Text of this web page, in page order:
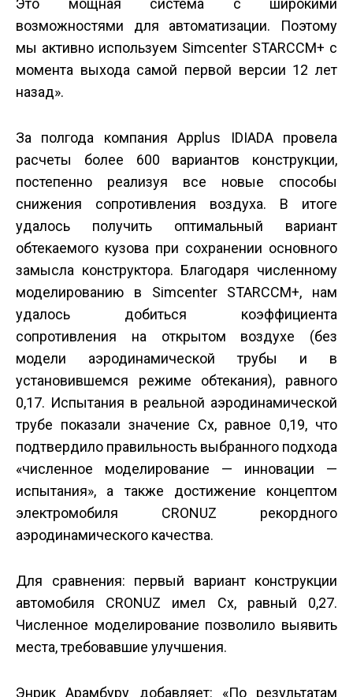
Это мощная система с широкими
возможностями для автоматизации. Поэтому
мы активно используем Simcenter STAR­CCM+ с
момента выхода самой первой версии 12 лет
назад».
За полгода компания Applus IDIADA провела
расчеты более 600 вариантов конструкции,
постепенно реализуя все новые способы
снижения сопротивления воздуха. В итоге
удалось получить оптимальный вариант
обтекаемого кузова при сохранении основного
замысла конструктора. Благодаря численному
моделированию в Simcenter STAR­CCM+, нам
удалось добиться коэффициента
сопротивления на открытом воздухе (без
модели аэродинамической трубы и в
установившемся режиме обтекания), равного
0,17. Испытания в реальной аэродинамической
трубе показали значение Cx, равное 0,19, что
подтвердило правильность выбранного подхода
«численное моделирование — инновации —
испытания», а также достижение концептом
электромобиля CRONUZ рекордного
аэродинамического качества.
Для сравнения: первый вариант конструкции
автомобиля CRONUZ имел Cx, равный 0,27.
Численное моделирование позволило выявить
места, требовавшие улучшения.
Энрик Арамбуру добавляет: «По результатам